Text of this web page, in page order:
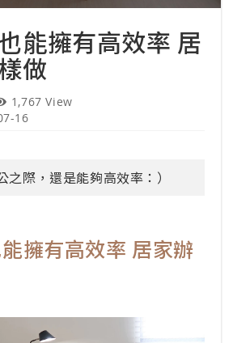
能擁有高效率 居
做
1,767 View
16
之際，還是能夠高效率：）
擁有高效率 居家辦